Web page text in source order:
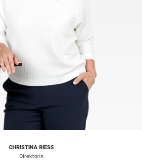
CHRISTINA RIESS
Direktorin